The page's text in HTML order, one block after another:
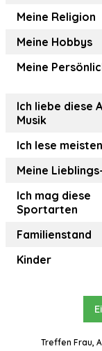
Meine Religion
Meine Hobbys
Meine
Ich liebe diese
Musik
Ich lese
Meine
Ich mag diese
Sportarten
Familienstand
Kinder
Treffen Frau,